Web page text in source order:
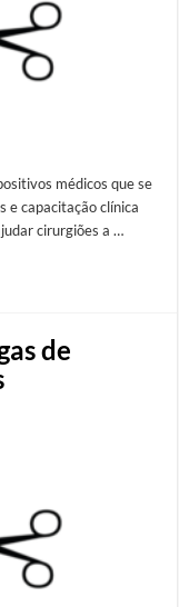
médicos que se
e capacitação clínica
cirurgiões a …
de